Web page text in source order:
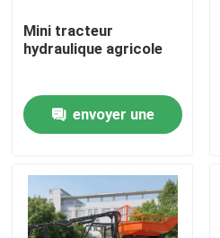
À la maison
Produits
À propos de nous
Visite de l'usine
Mini tracteur
hydraulique agricole
envoyer une